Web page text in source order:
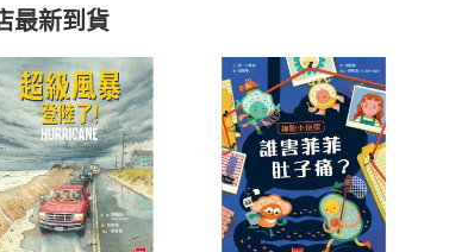
付款方式
ATM轉帳、信用卡、LINE PAY、AFTEE
本店是
最新到貨